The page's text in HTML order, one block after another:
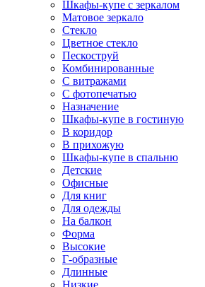
Шкафы-купе с зеркалом
Матовое зеркало
Стекло
Цветное стекло
Пескоструй
Комбинированные
С витражами
С фотопечатью
Назначение
Шкафы-купе в гостиную
В коридор
В прихожую
Шкафы-купе в спальню
Детские
Офисные
Для книг
Для одежды
На балкон
Форма
Высокие
Г-образные
Длинные
Низкие